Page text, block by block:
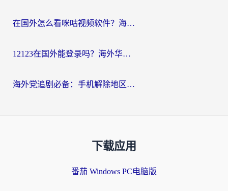
在国外怎么看咪咕视频软件？海外党亲测有效的回国加速方案
12123在国外能登录吗？海外华人必看的回国加速实用指南
海外党追剧必备：手机解除地区限制app怎么选？解决央视视频&国内剧地区限制全指南
下载应用
番茄 Windows PC电脑版